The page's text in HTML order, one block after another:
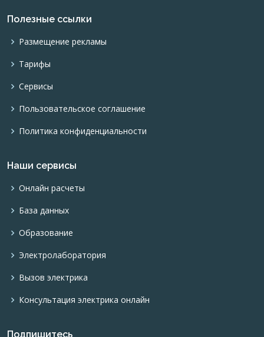
Полезные ссылки
Размещение рекламы
Тарифы
Сервисы
Пользовательское соглашение
Политика конфиденциальности
Наши сервисы
Онлайн расчеты
База данных
Образование
Электролаборатория
Вызов электрика
Консультация электрика онлайн
Подпишитесь